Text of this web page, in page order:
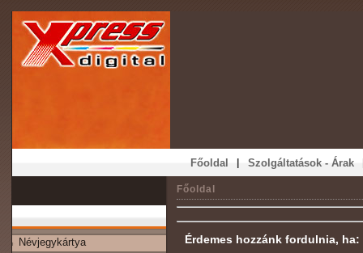
Főoldal | Szolgáltatások - Árak
Névjegykártya
Főoldal
Érdemes hozzánk fordulnia, ha: